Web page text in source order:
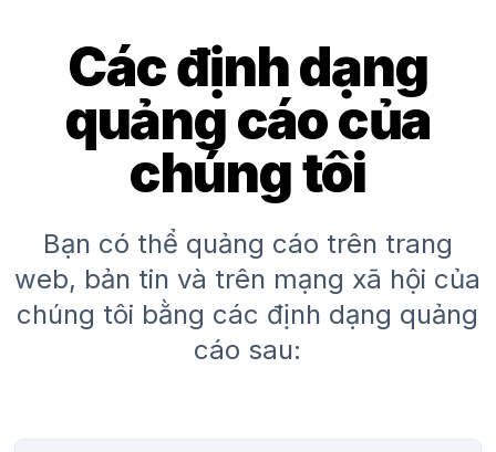
Các định dạng
quảng cáo của
chúng tôi
Bạn có thể quảng cáo trên trang
web, bản tin và trên mạng xã hội của
chúng tôi bằng các định dạng quảng
cáo sau: